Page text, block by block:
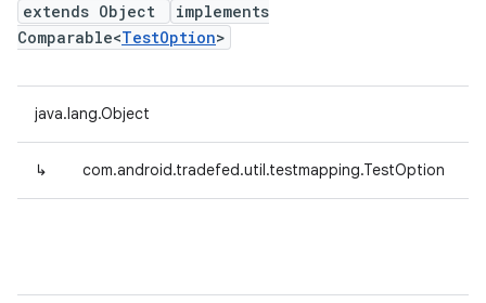
extends Object
implements
Comparable<TestOption>
java.lang.Object
↳ com.android.tradefed.util.testmapping.TestOption